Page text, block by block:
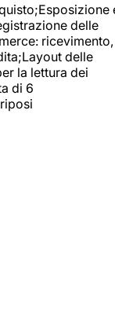
delle
ricevimento,
delle
la lettura dei
di 6